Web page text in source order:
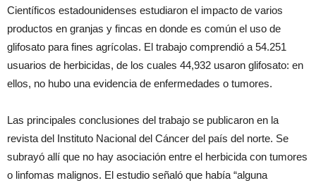
Científicos estadounidenses estudiaron el impacto de varios
productos en granjas y fincas en donde es común el uso de
glifosato para fines agrícolas. El trabajo comprendió a 54.251
usuarios de herbicidas, de los cuales 44,932 usaron glifosato: en
ellos, no hubo una evidencia de enfermedades o tumores.
Las principales conclusiones del trabajo se publicaron en la
revista del Instituto Nacional del Cáncer del país del norte. Se
subrayó allí que no hay asociación entre el herbicida con tumores
o linfomas malignos. El estudio señaló que había “alguna